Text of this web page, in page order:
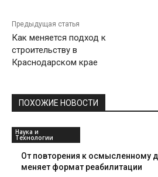
Предыдущая статья
Как меняется подход к
строительству в
Краснодарском крае
ПОХОЖИЕ НОВОСТИ
Наука и
Технологии
От повторения к осмысленному
меняет формат реабилитации